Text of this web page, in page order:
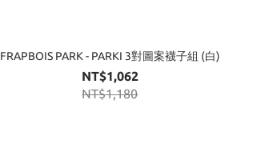
FRAPBOIS PARK - PARKI 3對圖案襪子組 (白)
NT$1,062
NT$1,180